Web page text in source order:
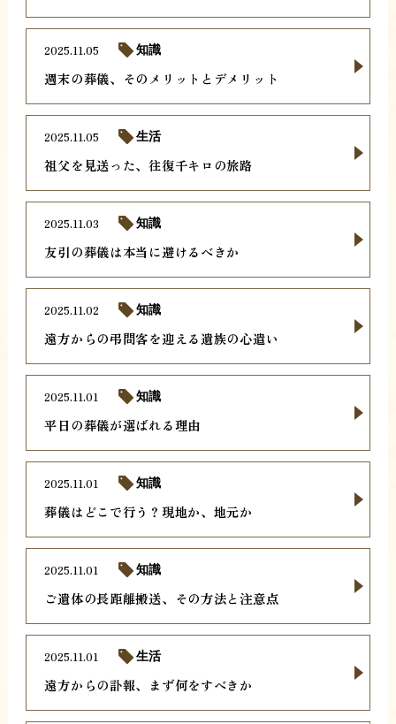
週末の葬儀、そのメリットとデメリット
2025.11.05 知識
祖父を見送った、往復千キロの旅路
2025.11.05 生活
友引の葬儀は本当に避けるべきか
2025.11.03 知識
遠方からの弔問客を迎える遺族の心遣い
2025.11.02 知識
平日の葬儀が選ばれる理由
2025.11.01 知識
葬儀はどこで行う？現地か、地元か
2025.11.01 知識
ご遺体の長距離搬送、その方法と注意点
2025.11.01 知識
遠方からの訃報、まず何をすべきか
2025.11.01 生活